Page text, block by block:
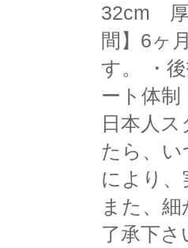
32cm 厚
間】6ヶ
す。 ・
ート体
日本人
たら、
により
また、
了承下